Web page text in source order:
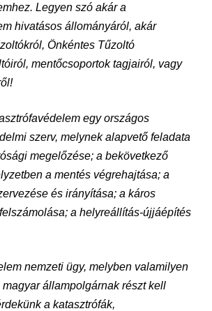
Legyen szó akár a
hivatásos állományáról, akár
Önkéntes Tűzoltó
mentőcsoportok tagjairól, vagy
egy országos
szerv, melynek alapvető feladata
megelőzése; a bekövetkező
a mentés végrehajtása; a
és irányítása; a káros
a helyreállítás-újjáépítés
nemzeti ügy, melyben valamilyen
állampolgárnak részt kell
a katasztrófák,